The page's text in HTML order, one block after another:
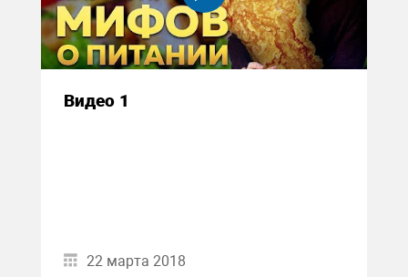
Видео 1
22 марта 2018